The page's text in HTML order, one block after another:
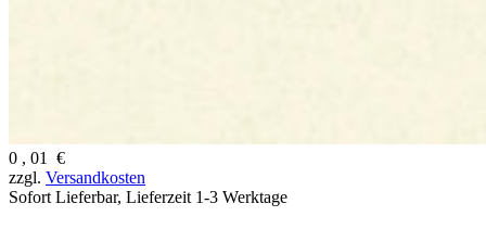
0 , 01
€
zzgl. Versandkosten
Sofort Lieferbar, Lieferzeit 1-3 Werktage